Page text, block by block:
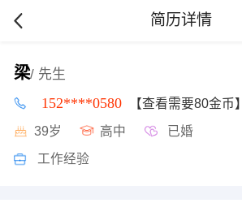
简历详情
梁/ 先生
152****0580 【查看需要80金币】
39岁 高中 已婚
工作经验